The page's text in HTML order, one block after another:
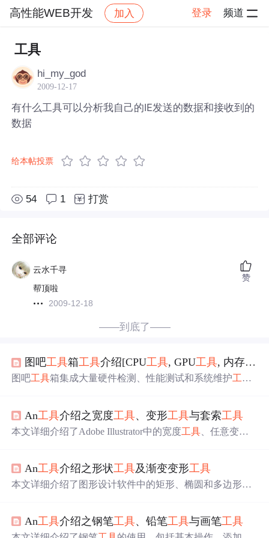
高性能WEB开发 加入 登录 频道
社区
工具
hi_my_god
2009-12-17
有什么工具可以分析我自己的IE发送的数据和接收到的
数据
给本帖投票
54 1 打赏
全部评论
云水千寻
帮顶啦
2009-12-18
赞
——到底了——
图吧工具箱工具介绍[CPU工具, GPU工具, 内存工具
图吧工具箱集成大量硬件检测、性能测试和系统维护工具
能及不同使用场景，如验机、故障排查、性能对比等，同
时给出注意事项。
An工具介绍之宽度工具、变形工具与套索工具
本文详细介绍了Adobe Illustrator中的宽度工具 、任意变形
掌握图形编辑操作。
An工具介绍之形状工具及渐变变形工具
本文详细介绍了图形设计软件中的矩形、椭圆和多边形工
圆柱、调整光源和制作阴影，进一步解释了线性渐变、径
向渐变及位图填充的操作。文章旨在帮助初学者快速掌握
An工具介绍之钢笔工具、铅笔工具与画笔工具